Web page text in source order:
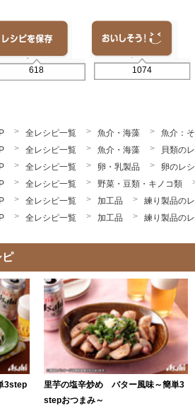
618 1074
全レシピ一覧 魚介・海藻
魚介：
全レシピ一覧 魚介・海藻
貝類の
全レシピ一覧 卵・乳製品
卵のレ
全レシピ一覧
野菜・豆類・キノコ類
全レシピ一覧 加工品
練り製品の
全レシピ一覧 加工品 練り製品の
ピ
3step
里芋の塩辛炒め バター風味～簡単3
stepおつまみ～